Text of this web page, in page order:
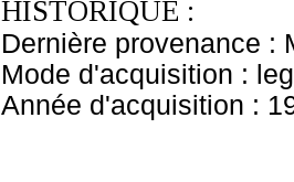
HISTORIQUE :
Dernière provenance :
Mode d'acquisition :
Année d'acquisition :